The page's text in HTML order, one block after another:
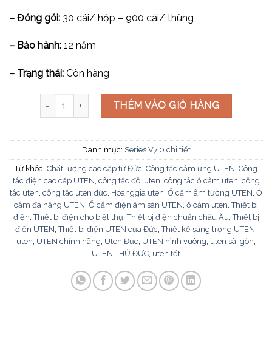
– Đóng gói: 30 cái/ hộp – 900 cái/ thùng
– Bảo hành: 12 năm
– Trạng thái: Còn hàng
Công tắc 2 chiều cỡ S V7.0PGK12-SS số lượng
THÊM VÀO GIỎ HÀNG
Danh mục: Series V7.0 chi tiết
Từ khóa: Chất lượng cao cấp từ Đức Công tắc cảm ứng UTEN Công
tắc điện cao cấp UTEN công tắc đôi uten công tắc ổ cắm uten công
tắc uten công tắc uten đức Hoanggia uten Ổ cắm âm tường UTEN Ổ
cắm đa năng UTEN Ổ cắm điện âm sàn UTEN ổ cắm uten ,Thiết bị
điện ,Thiết bị điện cho biệt thự,Thiết bị điện chuẩn châu Âu ,Thiết bị
điện UTEN ,Thiết bị điện UTEN của Đức ,Thiết kế sang trọng UTEN
uten UTEN chính hãng Uten Đức UTEN hình vuông uten sài gòn
UTEN THỦ ĐỨC uten tốt